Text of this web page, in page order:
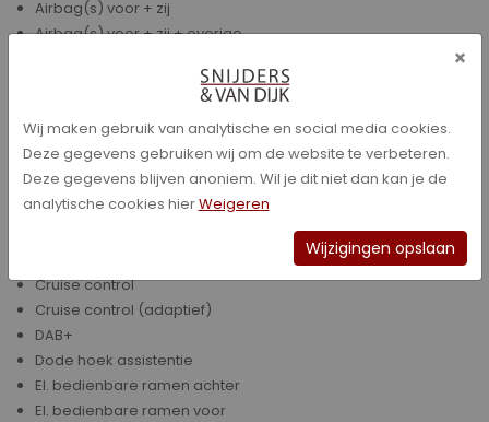
Airbag(s) voor + zij
Airbag(s) voor + zij + overige
Bandenspanningscontrolesysteem
Bestuurdersstoel in hoogte verstelbaar
Boordcomputer
Bots waarschuwing systeem
Cruise control
Cruise control (adaptief)
DAB+
Dode hoek assistentie
El. bedienbare ramen achter
El. bedienbare ramen voor
×
Wij maken gebruik van analytische en social media cookies.
Deze gegevens gebruiken wij om de website te verbeteren.
Deze gegevens blijven anoniem. Wil je dit niet dan kan je de
analytische cookies hierWeigeren
Wijzigingen opslaan